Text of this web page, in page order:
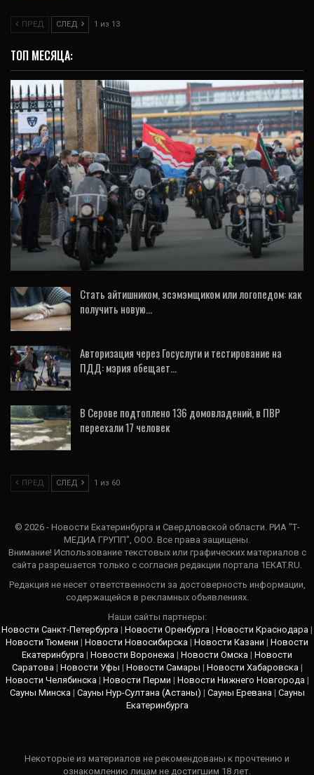
ПРЕД СЛЕД 1 из 13
ТОП МЕСЯЦА:
СПОРТ
Центр Екатеринбурга перекроют для
прохождения колонны байкеров
Стать айтишником, эсэмэмщиком или логопедом: как
получить новую…
Авторизация через Госуслуги и тестирование на
ПДД: мэрия обещает…
В Серове подтоплено 136 домовладений, в ПВР
переехали 17 человек
ПРЕД СЛЕД 1 из 60
© 2026 - Новости Екатеринбурга и Свердловской области. РИА "Т-
МЕДИА ГРУПП", ООО. Все права защищены.
Внимание! Использование текстовых или графических материалов с
сайта разрешается только c согласия редакции портала 1EKAT.RU.
Редакция не несет ответственности за достоверность информации,
содержащейся в рекламных объявлениях.
Наши сайты партнеры:
Новости Санкт-Петербурга | Новости Оренбурга | Новости Краснодара |
Новости Тюмени | Новости Новосибирска | Новости Казани | Новости
Екатеринбурга | Новости Воронежа | Новости Омска | Новости
Саратова | Новости Уфы | Новости Самары | Новости Хабаровска |
Новости Челябинска | Новости Перми | Новости Нижнего Новгорода |
Сауны Минска | Сауны Нур-Султана (Астаны) | Сауны Еревана | Сауны
Екатеринбурга
Некоторые из материалов не рекомендованы к прочтению и
ознакомлению лицам не достигшим 18 лет.